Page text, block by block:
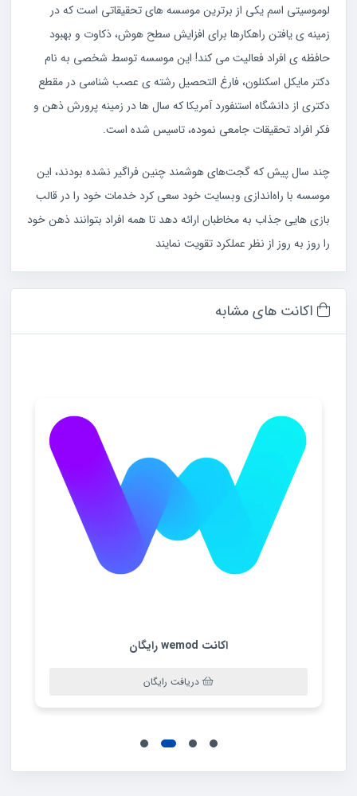
لوموسیتی اسم یکی از برترین موسسه‌ های تحقیقاتی است که در
زمینه ی یافتن راهکارها برای افزایش سطح هوش، ذکاوت و بهبود
حافظه ی افراد فعالیت می کند! این موسسه توسط شخصی به نام
دکتر مایکل اسکنلون، فارغ التحصیل رشته ی عصب شناسی در مقطع
دکتری از دانشگاه استنفورد آمریکا که سال ها در زمینه پرورش ذهن و
فکر افراد تحقیقات جامعی نموده، تاسیس شده است.
چند سال پیش که گجت‌های هوشمند چنین فراگیر نشده بودند، این
موسسه با راه‌اندازی وبسایت خود سعی کرد خدمات خود را در قالب
بازی هایی جذاب به مخاطبان ارائه دهد تا همه افراد بتوانند ذهن خود
را روز به روز از نظر عملکرد تقویت نمایند
اکانت های مشابه